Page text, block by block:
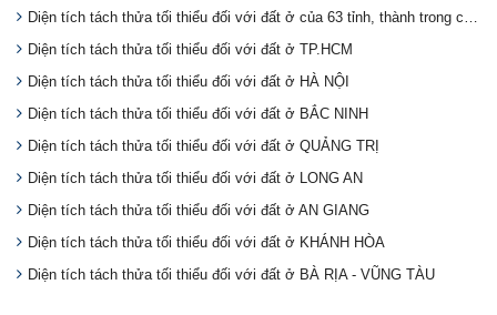
Diện tích tách thửa tối thiểu đối với đất ở của 63 tỉnh, thành trong cả nước
Diện tích tách thửa tối thiểu đối với đất ở TP.HCM
Diện tích tách thửa tối thiểu đối với đất ở HÀ NỘI
Diện tích tách thửa tối thiểu đối với đất ở BẮC NINH
Diện tích tách thửa tối thiểu đối với đất ở QUẢNG TRỊ
Diện tích tách thửa tối thiểu đối với đất ở LONG AN
Diện tích tách thửa tối thiểu đối với đất ở AN GIANG
Diện tích tách thửa tối thiểu đối với đất ở KHÁNH HÒA
Diện tích tách thửa tối thiểu đối với đất ở BÀ RỊA - VŨNG TÀU